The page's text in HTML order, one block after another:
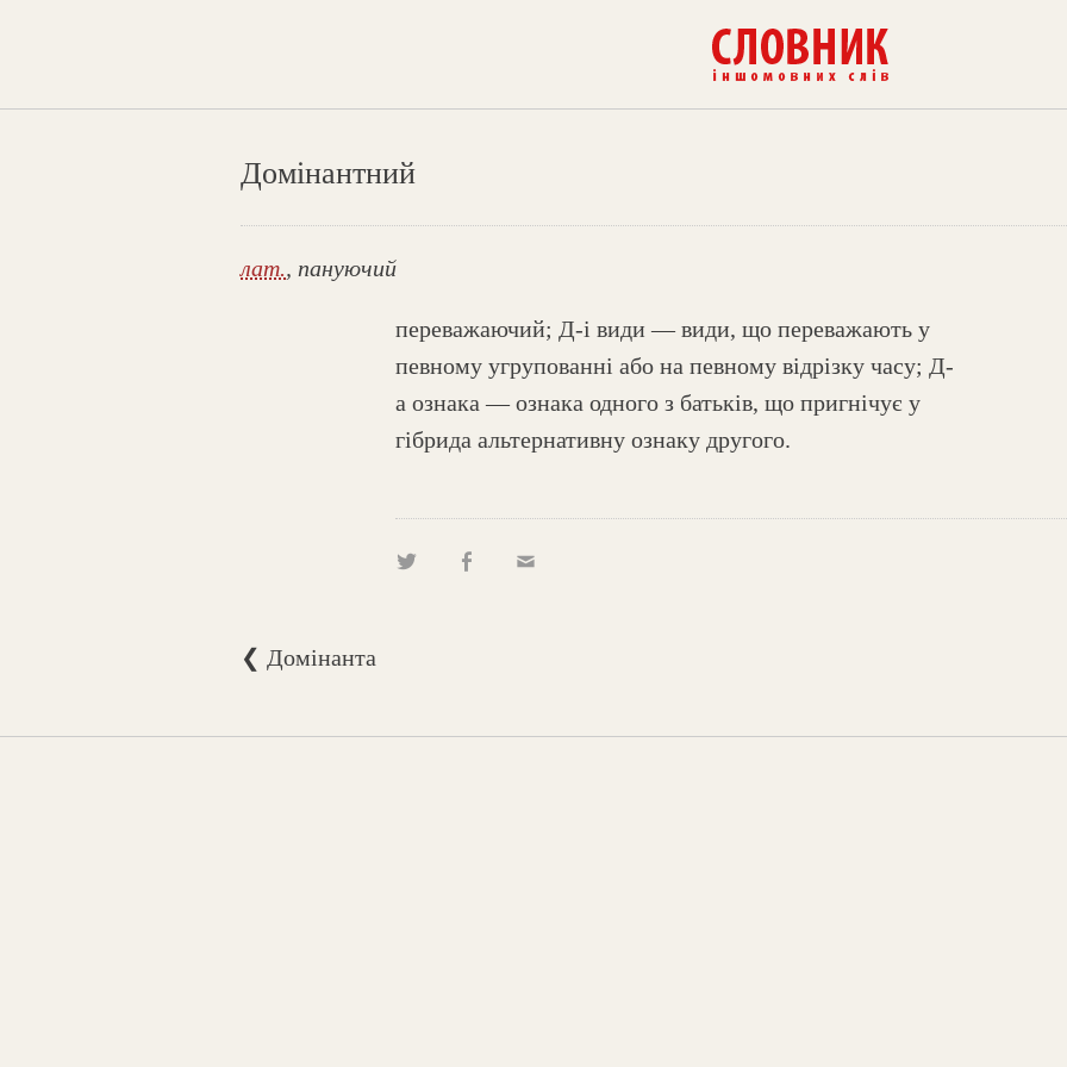
Домінантний
лат., пануючий
переважаючий; Д-і види — види, що переважають у
певному угрупованні або на певному відрізку часу; Д-
а ознака — ознака одного з батьків, що пригнічує у
гібрида альтернативну ознаку другого.
❮ Домінанта